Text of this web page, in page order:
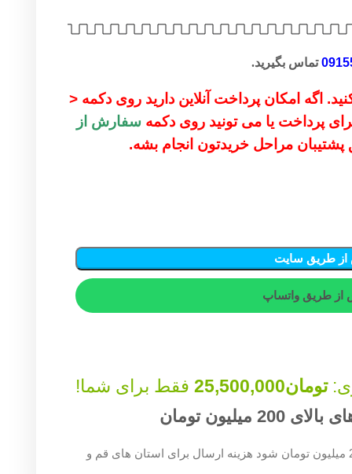
تماس بگیرید.
اگه امکان پرداخت آنلاین دارید روی دکمه <
پرداخت یا می تونید روی دکمه سفارش از
پشتیبان مراحل خریدتون انجام بشه.
طریق سایت
از طریق واتساپ
تومان25,500,000فقط برای شما!
تومان
چنان چه جمع صورت حساب شما بالای 200 میلیون تومان شود هزینه ارسال برای استان های قم و